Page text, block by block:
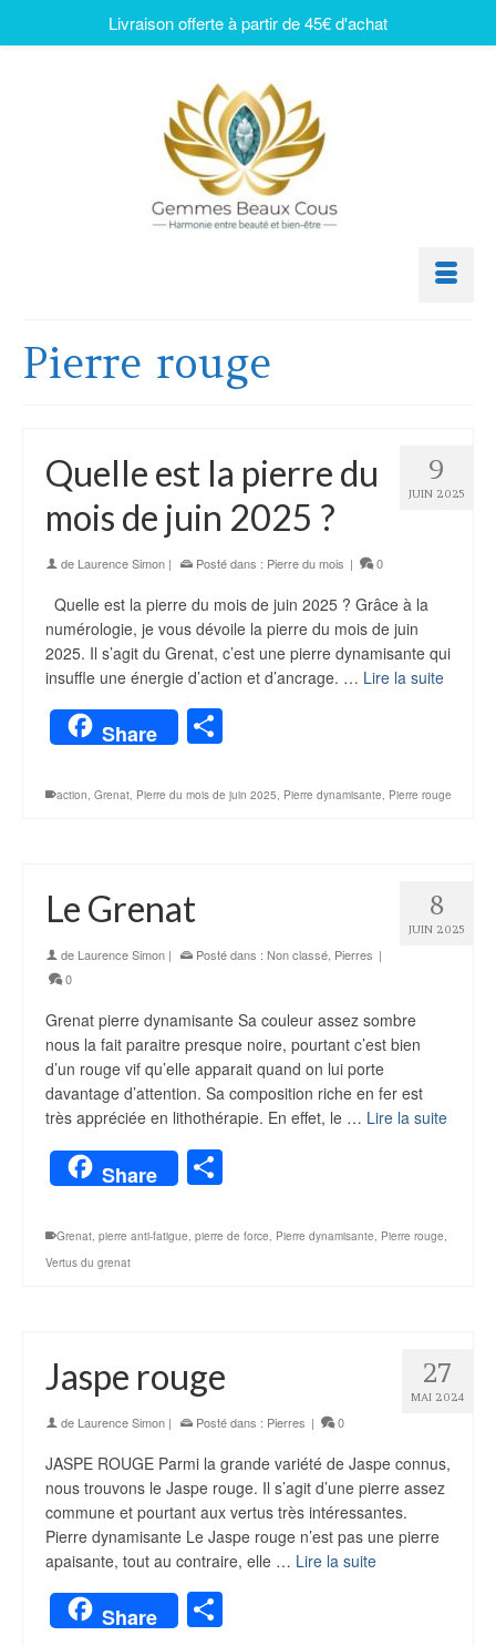
Pierre rouge
9
JUIN 2025
Quelle est la pierre du
mois de juin 2025 ?
de Laurence Simon | Posté dans : Pierre du mois | 0
Quelle est la pierre du mois de juin 2025 ? Grâce à la
numérologie, je vous dévoile la pierre du mois de juin
2025. Il s’agit du Grenat, c’est une pierre dynamisante qui
insuffle une énergie d’action et d’ancrage. … Lire la suite
Share
action, Grenat, Pierre du mois de juin 2025, Pierre dynamisante, Pierre rouge
8
JUIN 2025
Le Grenat
de Laurence Simon | Posté dans : Non classé, Pierres |
0
Grenat pierre dynamisante Sa couleur assez sombre
nous la fait paraitre presque noire, pourtant c’est bien
d’un rouge vif qu’elle apparait quand on lui porte
davantage d’attention. Sa composition riche en fer est
très appréciée en lithothérapie. En effet, le … Lire la suite
Share
Grenat pierre anti-fatigue pierre de force Pierre dynamisante Pierre rouge
Vertus du grenat
27
MAI 2024
Jaspe rouge
de Laurence Simon | Posté dans : Pierres | 0
JASPE ROUGE Parmi la grande variété de Jaspe connus,
nous trouvons le Jaspe rouge. Il s’agit d’une pierre assez
commune et pourtant aux vertus très intéressantes.
Pierre dynamisante Le Jaspe rouge n’est pas une pierre
apaisante, tout au contraire, elle … Lire la suite
Share
Livraison offerte à partir de 45€ d'achat